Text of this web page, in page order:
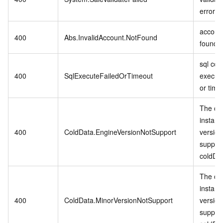
error.
400 Abs.InvalidAccount.NotFound
found.
400 SqlExecuteFailedOrTimeout
sql
or
400 ColdData.EngineVersionNotSupport
The
support
400 ColdData.MinorVersionNotSupport
The
support